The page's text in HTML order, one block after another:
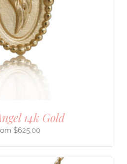
14k Gold
$625.00